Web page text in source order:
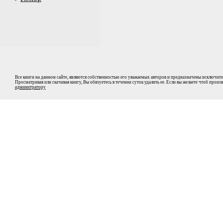
Все книги на данном сайте, являются собственностью его уважаемых авторов и предназначены
Просматривая или скачивая книгу, Вы обязуетесь в течении суток удалить ее. Если вы желаете чтоб
админитратору